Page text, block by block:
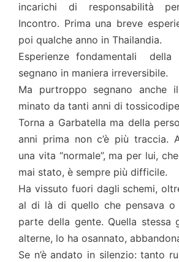
incarichi di responsabilità
Incontro. Prima una breve
poi qualche anno in Thailandia.
Esperienze fondamentali
segnano in maniera irreversibile.
Ma purtroppo segnano anche
minato da tanti anni di
Torna a Garbatella ma della
anni prima non c’è più traccia.
una vita “normale”, ma per lui,
mai stato, è sempre più difficile.
Ha vissuto fuori dagli schemi,
al di là di quello che pensava o
parte della gente. Quella stessa
alterne, lo ha osannato,
Se n’è andato in silenzio: tanto